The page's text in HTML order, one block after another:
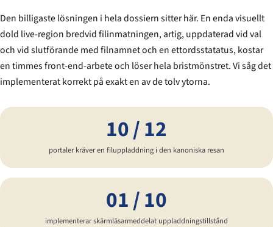
Den billigaste lösningen i hela dossiern sitter här. En enda visuellt
dold live-region bredvid filinmatningen, artig, uppdaterad vid val
och vid slutförande med filnamnet och en ettordsstatatus, kostar
en timmes front-end-arbete och löser hela bristmönstret. Vi såg det
implementerat korrekt på exakt en av de tolv ytorna.
10 / 12
portaler kräver en filuppladdning i den kanoniska resan
01 / 10
implementerar skärmläsarmeddelat uppladdningstillstånd